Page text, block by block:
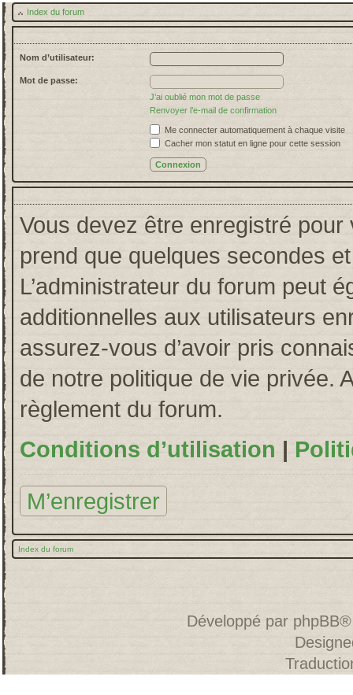
Index du forum
Nom d’utilisateur:
Mot de passe:
J’ai oublié mon mot de passe
Renvoyer l’e-mail de confirmation
Me connecter automatiquement à chaque visite
Cacher mon statut en ligne pour cette session
Vous devez être enregistré pour
prend que quelques secondes
L’administrateur du forum peut
additionnelles aux utilisateurs
assurez-vous d’avoir pris
de notre politique de vie privée.
règlement du forum.
Conditions d’utilisation |
M’enregistrer
Index du forum
Développé par phpBB®